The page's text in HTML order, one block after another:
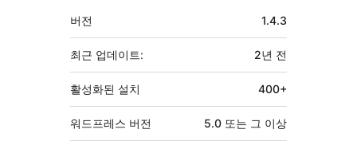
기
초
버전 1.4.3
최근 업데이트: 2년 전
활성화된 설치 400+
워드프레스 버전 5.0 또는 그 이상